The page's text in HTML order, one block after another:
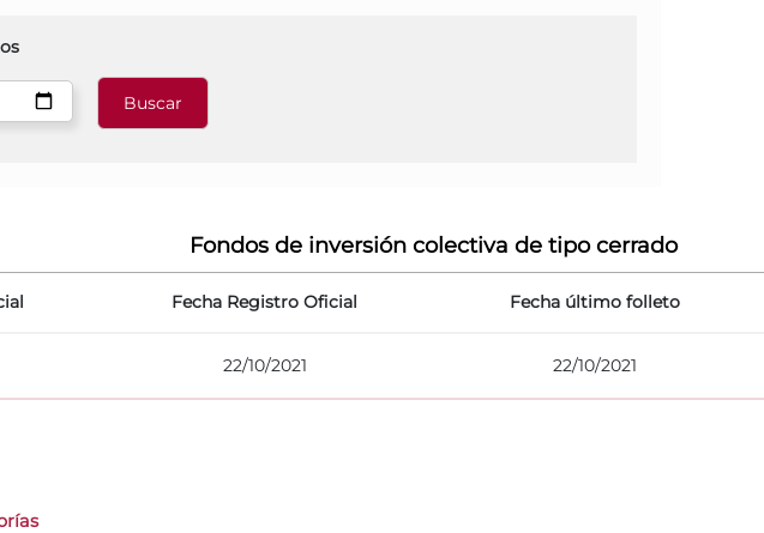
Fondos de inversión colectiva de tipo cerrado
Fecha Registro Oficial Fecha último folleto
22/10/2021 22/10/2021